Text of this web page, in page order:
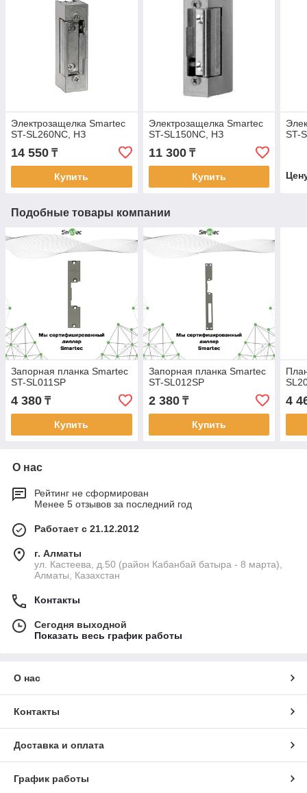
Электрозащелка Smartec
ST-SL260NC, НЗ
14 550 ₸
Купить
Электрозащелка Smartec
ST-SL150NC, НЗ
11 300₸
Купить
ST-
Подобные товары компании
Запорная планка Smartec
ST-SL011SP
4 380 ₸
Купить
Запорная планка Smartec
ST-SL012SP
2 380₸
Купить
4
О нас
Рейтинг не сформирован
Менее 5 отзывов за последний год
Работает с 21.12.2012
г. Алматы
ул. Кастеева, д.50 (район Кабанбай батыра - 8 марта),
Алматы, Казахстан
Контакты
Сегодня выходной
Показать весь график работы
О нас
Контакты
Доставка и оплата
График работы